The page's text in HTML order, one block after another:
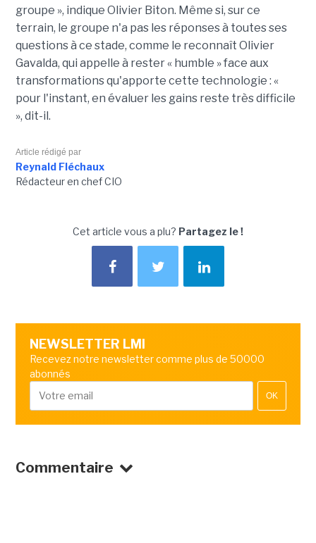
groupe », indique Olivier Biton. Même si, sur ce
terrain, le groupe n'a pas les réponses à toutes ses
questions à ce stade, comme le reconnaît Olivier
Gavalda, qui appelle à rester « humble » face aux
transformations qu'apporte cette technologie : «
pour l'instant, en évaluer les gains reste très difficile
», dit-il.
Article rédigé par
Reynald Fléchaux
Rédacteur en chef CIO
Cet article vous a plu? Partagez le !
NEWSLETTER LMI
Recevez notre newsletter comme plus de 50000
abonnés
OK
Commentaire